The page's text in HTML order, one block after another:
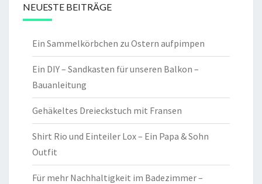
NEUESTE BEITRÄGE
Ein Sammelkörbchen zu Ostern aufpimpen
Ein DIY – Sandkasten für unseren Balkon –
Bauanleitung
Gehäkeltes Dreieckstuch mit Fransen
Shirt Rio und Einteiler Lox – Ein Papa & Sohn
Outfit
Für mehr Nachhaltigkeit im Badezimmer –